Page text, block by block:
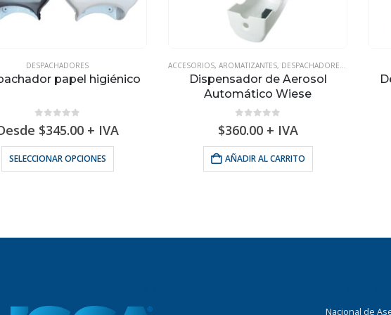
DESPACHADORES
papel higiénico
$345.00+ IVA
SELECCIONAR OPCIONES
Este producto tiene múltiples variantes. Las opciones se pueden elegir en la página de producto
ACCESORIOS, AROMATIZANTES, DESPACHADORES ,
Dispensador de Aerosol
Automático Wiese
$360.00+ IVA
AÑADIR AL CARRITO
Nacional de